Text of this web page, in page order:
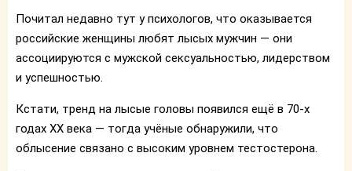
Почитал недавно тут у психологов, что оказывается
российские женщины любят лысых мужчин — они
ассоциируются с мужской сексуальностью, лидерством
и успешностью.
Кстати, тренд на лысые головы появился ещё в 70-х
годах XX века — тогда учёные обнаружили, что
облысение связано с высоким уровнем тестостерона.